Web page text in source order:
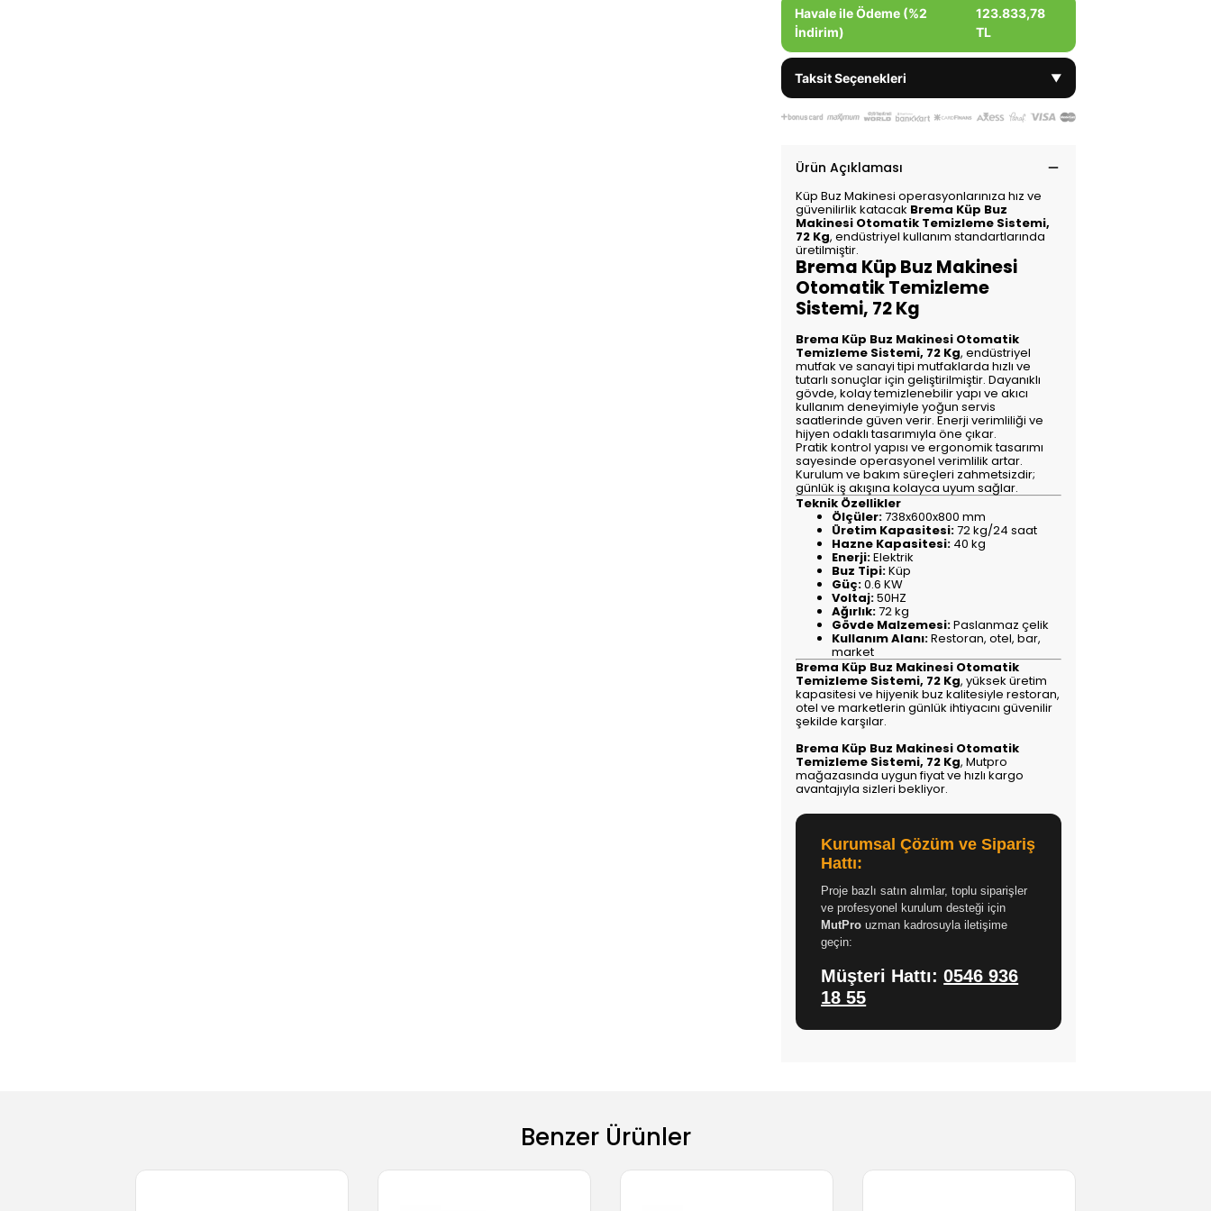
Havale ile Ödeme (%2
İndirim)
123.833,78
TL
Taksit Seçenekleri ▼
Ürün Açıklaması
Küp Buz Makinesi operasyonlarınıza hız ve
güvenilirlik katacak Brema Küp Buz
Makinesi Otomatik Temizleme Sistemi,
72 Kg, endüstriyel kullanım standartlarında
üretilmiştir.
Brema Küp Buz Makinesi
Otomatik Temizleme
Sistemi, 72 Kg
Brema Küp Buz Makinesi Otomatik
Temizleme Sistemi, 72 Kg, endüstriyel
mutfak ve sanayi tipi mutfaklarda hızlı ve
tutarlı sonuçlar için geliştirilmiştir. Dayanıklı
gövde, kolay temizlenebilir yapı ve akıcı
kullanım deneyimiyle yoğun servis
saatlerinde güven verir. Enerji verimliliği ve
hijyen odaklı tasarımıyla öne çıkar.
Pratik kontrol yapısı ve ergonomik tasarımı
sayesinde operasyonel verimlilik artar.
Kurulum ve bakım süreçleri zahmetsizdir;
günlük iş akışına kolayca uyum sağlar.
Teknik Özellikler
Ölçüler:738x600x800 mm
Üretim Kapasitesi:72 kg/24 saat
Hazne Kapasitesi: 40 kg
Enerji:Elektrik
Buz Tipi:Küp
Güç:0.6 KW
Voltaj:50HZ
Ağırlık:72 kg
Gövde Malzemesi:Paslanmaz çelik
Kullanım Alanı:Restoran, otel, bar,
market
Brema Küp Buz Makinesi Otomatik
Temizleme Sistemi, 72 Kg, yüksek üretim
kapasitesi ve hijyenik buz kalitesiyle restoran,
otel ve marketlerin günlük ihtiyacını güvenilir
şekilde karşılar.
Brema Küp Buz Makinesi Otomatik
Temizleme Sistemi, 72 Kg, Mutpro
mağazasında uygun fiyat ve hızlı kargo
avantajıyla sizleri bekliyor.
Kurumsal Çözüm ve Sipariş
Hattı:
Proje bazlı satın alımlar, toplu siparişler
ve profesyonel kurulum desteği için
MutPro uzman kadrosuyla iletişime
geçin:
Müşteri Hattı:0546 936
18 55
Benzer Ürünler